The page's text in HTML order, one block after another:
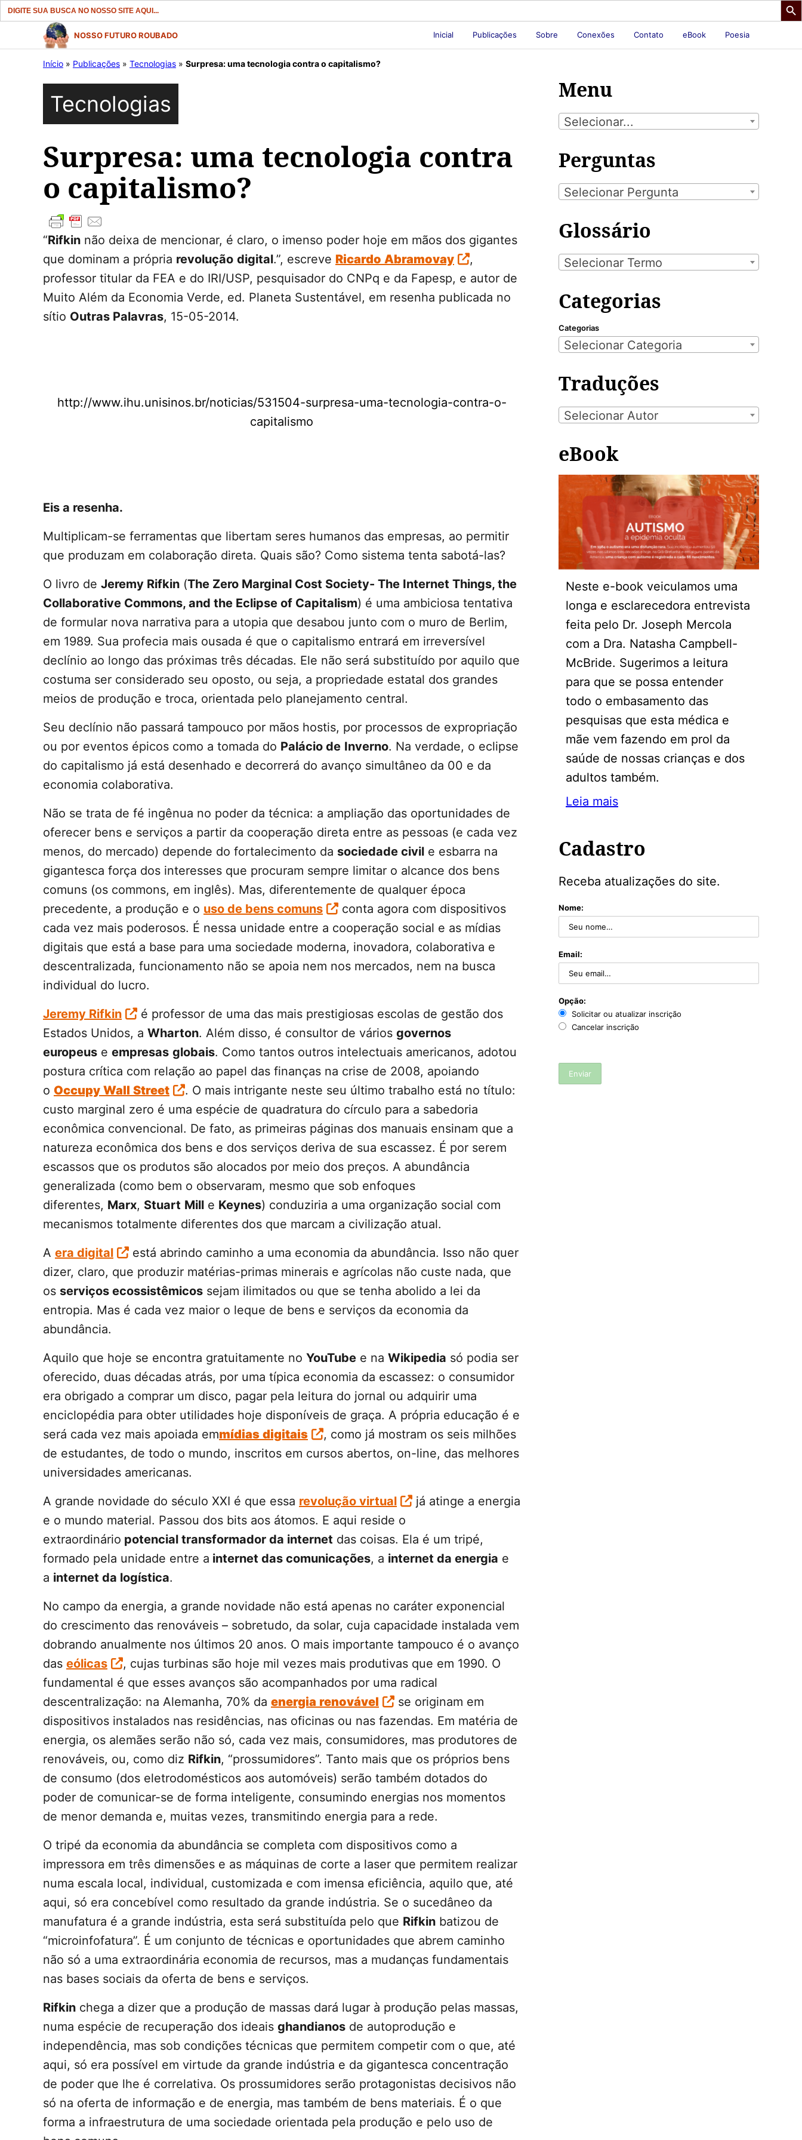
Search
for:
conteúdo
NOSSO FUTURO ROUBADO Inicial Publicações Sobre Conexões Contato eBook Poesia
Início » Publicações » Tecnologias » Surpresa: uma tecnologia contra o capitalismo?
Tecnologias
Surpresa: uma tecnologia contra
o capitalismo?
“Rifkin não deixa de mencionar, é claro, o imenso poder hoje em mãos dos gigantes
que dominam a própria revolução digital.”, escreve Ricardo Abramovay
,
professor titular da FEA e do IRI/USP, pesquisador do CNPq e da Fapesp, e autor de
Muito Além da Economia Verde, ed. Planeta Sustentável, em resenha publicada no
sítio Outras Palavras, 15-05-2014.
http://www.ihu.unisinos.br/noticias/531504-surpresa-uma-tecnologia-contra-o-
capitalismo
Eis a resenha.
Multiplicam-se ferramentas que libertam seres humanos das empresas, ao permitir
que produzam em colaboração direta. Quais são? Como sistema tenta sabotá-las?
O livro de Jeremy Rifkin (The Zero Marginal Cost Society- The Internet Things, the
Collaborative Commons, and the Eclipse of Capitalism) é uma ambiciosa tentativa
de formular nova narrativa para a utopia que desabou junto com o muro de Berlim,
em 1989. Sua profecia mais ousada é que o capitalismo entrará em irreversível
declínio ao longo das próximas três décadas. Ele não será substituído por aquilo que
costuma ser considerado seu oposto, ou seja, a propriedade estatal dos grandes
meios de produção e troca, orientada pelo planejamento central.
Seu declínio não passará tampouco por mãos hostis, por processos de expropriação
ou por eventos épicos como a tomada do Palácio de Inverno. Na verdade, o eclipse
do capitalismo já está desenhado e decorrerá do avanço simultâneo da 00 e da
economia colaborativa.
Não se trata de fé ingênua no poder da técnica: a ampliação das oportunidades de
oferecer bens e serviços a partir da cooperação direta entre as pessoas (e cada vez
menos, do mercado) depende do fortalecimento da sociedade civil e esbarra na
gigantesca força dos interesses que procuram sempre limitar o alcance dos bens
comuns (os commons, em inglês). Mas, diferentemente de qualquer época
precedente, a produção e o uso de bens comuns
conta agora com dispositivos
cada vez mais poderosos. É nessa unidade entre a cooperação social e as mídias
digitais que está a base para uma sociedade moderna, inovadora, colaborativa e
descentralizada, funcionamento não se apoia nem nos mercados, nem na busca
individual do lucro.
Jeremy Rifkin
é professor de uma das mais prestigiosas escolas de gestão dos
Estados Unidos, a Wharton. Além disso, é consultor de vários governos
europeus e empresas globais. Como tantos outros intelectuais americanos, adotou
postura crítica com relação ao papel das finanças na crise de 2008, apoiando
o Occupy Wall Street
. O mais intrigante neste seu último trabalho está no título:
custo marginal zero é uma espécie de quadratura do círculo para a sabedoria
econômica convencional. De fato, as primeiras páginas dos manuais ensinam que a
natureza econômica dos bens e dos serviços deriva de sua escassez. É por serem
escassos que os produtos são alocados por meio dos preços. A abundância
generalizada (como bem o observaram, mesmo que sob enfoques
diferentes, Marx, Stuart Mill e Keynes) conduziria a uma organização social com
mecanismos totalmente diferentes dos que marcam a civilização atual.
A era digital
está abrindo caminho a uma economia da abundância. Isso não quer
dizer, claro, que produzir matérias-primas minerais e agrícolas não custe nada, que
os serviços ecossistêmicos sejam ilimitados ou que se tenha abolido a lei da
entropia. Mas é cada vez maior o leque de bens e serviços da economia da
abundância.
Aquilo que hoje se encontra gratuitamente no YouTube e na Wikipedia só podia ser
oferecido, duas décadas atrás, por uma típica economia da escassez: o consumidor
era obrigado a comprar um disco, pagar pela leitura do jornal ou adquirir uma
enciclopédia para obter utilidades hoje disponíveis de graça. A própria educação é e
será cada vez mais apoiada emmídias digitais
, como já mostram os seis milhões
de estudantes, de todo o mundo, inscritos em cursos abertos, on-line, das melhores
universidades americanas.
A grande novidade do século XXI é que essa revolução virtual
já atinge a energia
e o mundo material. Passou dos bits aos átomos. E aqui reside o
extraordinário potencial transformador da internet das coisas. Ela é um tripé,
formado pela unidade entre a internet das comunicações, a internet da energia e
a internet da logística.
No campo da energia, a grande novidade não está apenas no caráter exponencial
do crescimento das renováveis – sobretudo, da solar, cuja capacidade instalada vem
dobrando anualmente nos últimos 20 anos. O mais importante tampouco é o avanço
das eólicas
, cujas turbinas são hoje mil vezes mais produtivas que em 1990. O
fundamental é que esses avanços são acompanhados por uma radical
descentralização: na Alemanha, 70% da energia renovável
se originam em
dispositivos instalados nas residências, nas oficinas ou nas fazendas. Em matéria de
energia, os alemães serão não só, cada vez mais, consumidores, mas produtores de
renováveis, ou, como diz Rifkin, “prossumidores”. Tanto mais que os próprios bens
de consumo (dos eletrodomésticos aos automóveis) serão também dotados do
poder de comunicar-se de forma inteligente, consumindo energias nos momentos
de menor demanda e, muitas vezes, transmitindo energia para a rede.
O tripé da economia da abundância se completa com dispositivos como a
impressora em três dimensões e as máquinas de corte a laser que permitem realizar
numa escala local, individual, customizada e com imensa eficiência, aquilo que, até
aqui, só era concebível como resultado da grande indústria. Se o sucedâneo da
manufatura é a grande indústria, esta será substituída pelo que Rifkin batizou de
“microinfofatura”. É um conjunto de técnicas e oportunidades que abrem caminho
não só a uma extraordinária economia de recursos, mas a mudanças fundamentais
nas bases sociais da oferta de bens e serviços.
Rifkin chega a dizer que a produção de massas dará lugar à produção pelas massas,
numa espécie de recuperação dos ideais ghandianos de autoprodução e
independência, mas sob condições técnicas que permitem competir com o que, até
aqui, só era possível em virtude da grande indústria e da gigantesca concentração
de poder que lhe é correlativa. Os prossumidores serão protagonistas decisivos não
só na oferta de informação e de energia, mas também de bens materiais. É o que
forma a infraestrutura de uma sociedade orientada pela produção e pelo uso de
Menu
Selecionar...
Perguntas
Selecionar Pergunta
Glossário
Selecionar Termo
Categorias
Categorias
Selecionar Categoria
Traduções
Selecionar Autor
eBook
Neste e-book veiculamos uma
longa e esclarecedora entrevista
feita pelo Dr. Joseph Mercola
com a Dra. Natasha Campbell-
McBride. Sugerimos a leitura
para que se possa entender
todo o embasamento das
pesquisas que esta médica e
mãe vem fazendo em prol da
saúde de nossas crianças e dos
adultos também.
Leia mais
Cadastro
Receba atualizações do site.
Nome:
Email:
Opção:
Solicitar ou atualizar inscrição
Cancelar inscrição